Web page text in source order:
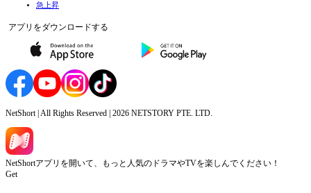
急上昇
アプリをダウンロードする
NetShort | All Rights Reserved | 2026 NETSTORY PTE. LTD.
NetShortアプリを開いて、もっと人気のドラマやTVを楽しんでください！
Get